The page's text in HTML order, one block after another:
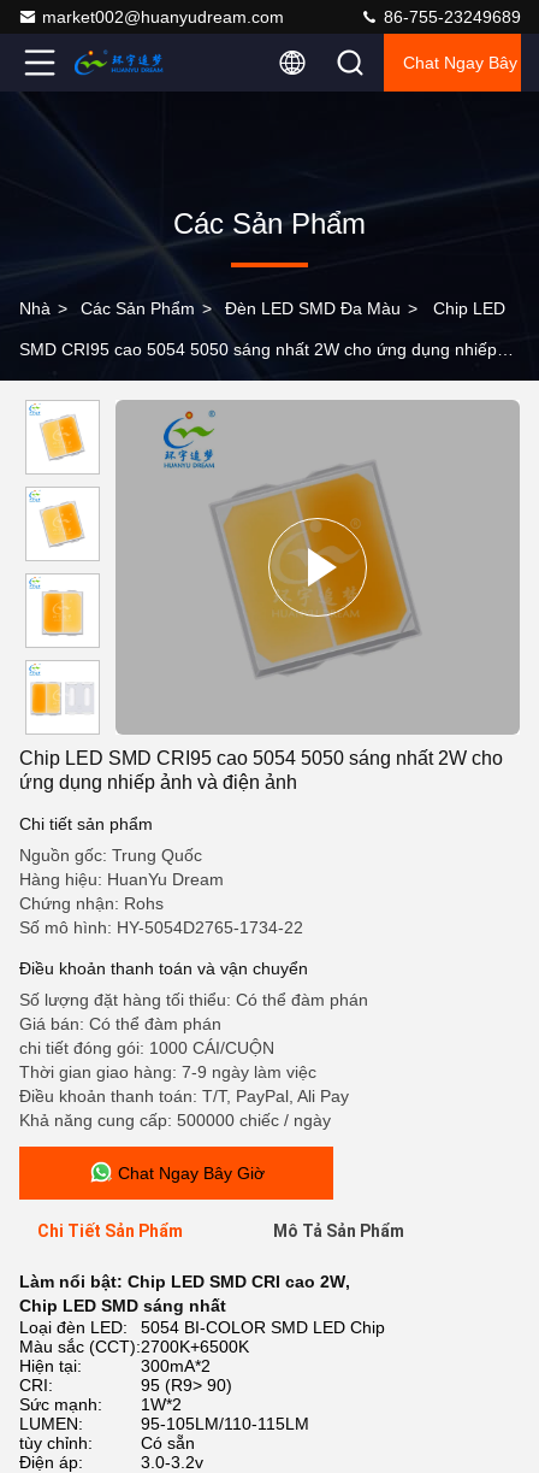
market002@huanyudream.com 86-755-23249689
Chat Ngay Bây
Các Sản Phẩm
Nhà > Các Sản Phẩm > Đèn LED SMD Đa Màu > Chip LED
SMD CRI95 cao 5054 5050 sáng nhất 2W cho ứng dụng nhiếp
Chip LED SMD CRI95 cao 5054 5050 sáng nhất 2W cho
ứng dụng nhiếp ảnh và điện ảnh
Chi tiết sản phẩm
Nguồn gốc: Trung Quốc
Hàng hiệu: HuanYu Dream
Chứng nhận: Rohs
Số mô hình: HY-5054D2765-1734-22
Điều khoản thanh toán và vận chuyển
Số lượng đặt hàng tối thiểu: Có thể đàm phán
Giá bán: Có thể đàm phán
chi tiết đóng gói: 1000 CÁI/CUỘN
Thời gian giao hàng: 7-9 ngày làm việc
Điều khoản thanh toán: T/T, PayPal, Ali Pay
Khả năng cung cấp: 500000 chiếc / ngày
Chat Ngay Bây Giờ
Chi Tiết Sản Phẩm Mô Tả Sản Phẩm
Làm nổi bật: Chip LED SMD CRI cao 2W,
Chip LED SMD sáng nhất
Loại đèn LED:
5054 BI-COLOR SMD LED Chip
Màu sắc (CCT):2700K+6500K
Hiện tại:
300mA*2
CRI:
95 (R9> 90)
Sức mạnh:
1W*2
LUMEN:
95-105LM/110-115LM
tùy chỉnh:
Có sẵn
Điện áp:
3.0-3.2v